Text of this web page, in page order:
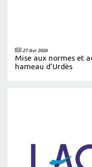
27 Avr 2026
Mise aux normes et
hameau d’Urdès